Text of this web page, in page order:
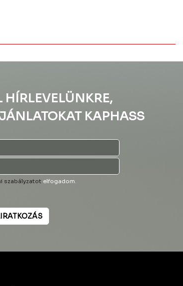
HÍRLEVELÜNKRE,
KAPHASS
szabályzatot elfogadom.